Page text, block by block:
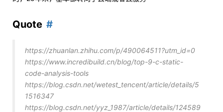
Quote
https://zhuanlan.zhihu.com/p/490064511?utm_id=0
https://www.incredibuild.cn/blog/top-9-c-static-
code-analysis-tools
https://blog.csdn.net/wetest_tencent/article/details/5
1516347
https://blog.csdn.net/yyz_1987/article/details/124589